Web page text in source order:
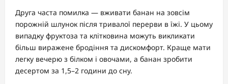
Друга часта помилка — вживати банан на зовсім
порожній шлунок після тривалої перерви в їжі. У цьому
випадку фруктоза та клітковина можуть викликати
більш виражене бродіння та дискомфорт. Краще мати
легку вечерю з білком і овочами, а банан зробити
десертом за 1,5–2 години до сну.